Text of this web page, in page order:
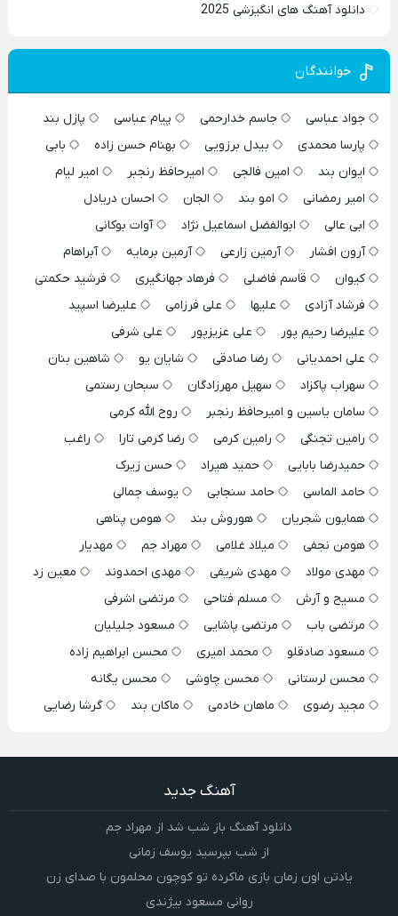
دانلود آهنگ های انگیزشی 2025
خوانندگان
جواد عباسی جاسم خدارحمی پیام عباسی
پازل بند
پارسا محمدی
بیدل برزویی بهنام حسن زاده
بابی
ایوان بند
امین فالجی امیرحافظ رنجبر
امیر لیام
امیر رمضانی
امو بند الجان
احسان دریادل
ابی عالی
ابوالفضل اسماعیل نژاد
آوات بوکانی
آرون افشار
آرمین زارعی آرمین برمایه
آبراهام
کیوان
قاسم فاضلی فرهاد جهانگیری
فرشید حکمتی
فرشاد آزادی
علیها علی فرزامی
علیرضا اسپید
علیرضا رحیم پور
علی عزیزپور
علی شرفی
علی احمدیانی
رضا صادقی شایان یو
شاهین بنان
سهراب پاکزاد
سهیل مهرزادگان
سبحان رستمی
سامان یاسین و امیرحافظ رنجبر
روح الله کرمی
رامین تجنگی
رامین کرمی رضا کرمی تارا
راغب
حمیدرضا بابایی
حمید هیراد
حسن زیرک
حامد الماسی
حامد سنجابی
یوسف جمالی
همایون شجریان
هوروش بند
هومن پناهی
هومن نجفی
میلاد غلامی مهراد جم
مهدیار
مهدی مولاد
مهدی شریفی مهدی احمدوند
معین زد
مسیح و آرش
مسلم فتاحی
مرتضی اشرفی
مرتضی باب
مرتضی پاشایی
مسعود جلیلیان
مسعود صادقلو
محمد امیری
محسن ابراهیم زاده
محسن لرستانی
محسن چاوشی
محسن یگانه
مجید رضوی
ماهان خادمی ماکان بند گرشا رضایی
آهنگ جدید
دانلود آهنگ باز شب شد از مهراد جم
از شب بپرسید یوسف زمانی
یادتن اون زمان بازی ماکرده تو کوچون محلمون با صدای زن
روانی مسعود بیژندی